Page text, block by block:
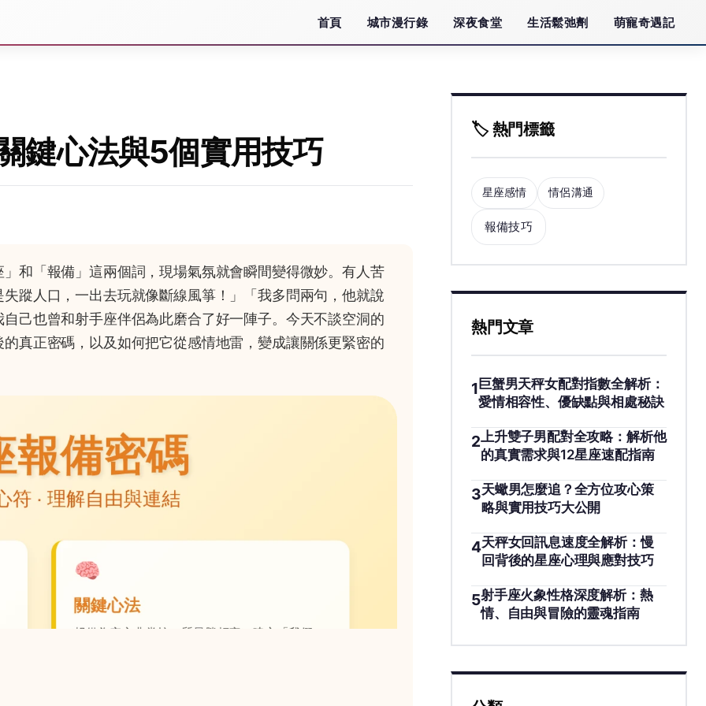
首頁 城市漫行錄 深夜食堂 生活鬆弛劑 萌寵奇遇記
鍵心法與5個實用技巧
和「報備」這兩個詞，現場氣氛就會瞬間變得微妙。有人苦
蹤人口，一出去玩就像斷線風箏！」「我多問兩句，他就說
己也曾和射手座伴侶為此磨合了好一陣子。今天不談空洞的
真正密碼，以及如何把它從感情地雷，變成讓關係更緊密的
🏷️ 熱門標籤
星座感情 情侶溝通
報備技巧
熱門文章
1巨蟹男天秤女配對指數全解析：
愛情相容性、優缺點與相處秘訣
2 上升雙子男配對全攻略：解析他
的真實需求與12星座速配指南
3天蠍男怎麼追？全方位攻心策
略與實用技巧大公開
4天秤女回訊息速度全解析：慢
回背後的星座心理與應對技巧
5射手座火象性格深度解析：熱
情、自由與冒險的靈魂指南